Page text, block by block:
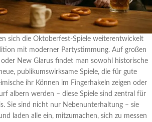
sich die Oktoberfest-Spiele weiterentwickelt
mit moderner Partystimmung. Auf großen
oder New Glarus findet man sowohl historische
publikumswirksame Spiele, die für gute
ihr Können im Fingerhakeln zeigen oder
albern werden – diese Spiele sind zentral für
Sie sind nicht nur Nebenunterhaltung – sie
laden alle ein, mitzumachen, sich zu messen